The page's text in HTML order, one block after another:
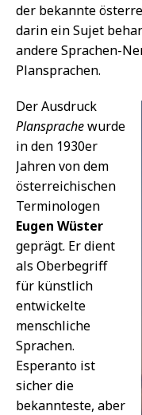
der bekannte
darin ein Sujet
andere Sprachen-
Plansprachen.
Der Ausdruck
Plansprachewurde
in den 1930er
Jahren von dem
österreichischen
Terminologen
Eugen Wüster
geprägt. Er dient
als Oberbegriff
für künstlich
entwickelte
menschliche
Sprachen.
Esperanto ist
sicher die
bekannteste, aber